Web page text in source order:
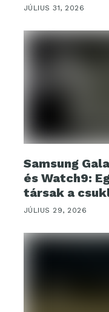
JÚLIUS 31, 2026
Samsung
és Watch9:
társak a
JÚLIUS 29, 2026